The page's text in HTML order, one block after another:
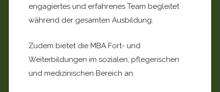
engagiertes und erfahrenes Team begleitet
während der gesamten Ausbildung.
Zudem bietet die MBA Fort- und
Weiterbildungen im sozialen, pflegerischen
und medizinischen Bereich an.